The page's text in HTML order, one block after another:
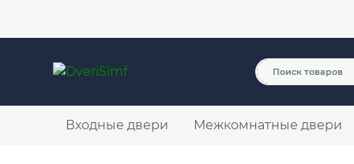
Входные двери Межкомнатные двери